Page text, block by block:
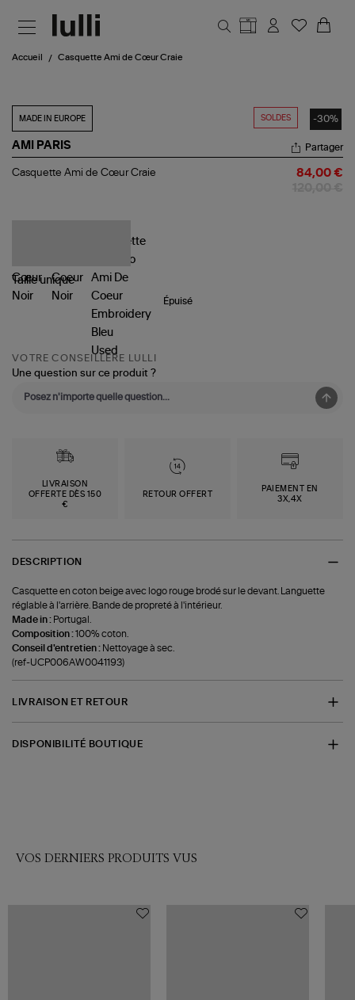
Accueil Casquette Ami de Cœur Craie
SOLDES -30%
MADE IN EUROPE
AMI PARIS
Casquette
Partager
Casquette Ami de Cœur Craie 84,00 €
Tailleunique
Épuisé
VOTRE CONSEILLÈRE LULLI
Une question sur ce produit ?
LIVRAISON
OFFERTE DÈS 150
€
RETOUR OFFERT
PAIEMENT EN
3X,4X
DESCRIPTION
Casquette en coton beige avec logo rouge brodé sur le devant. Languette
réglable à l'arrière. Bande de propreté à l'intérieur.
Made in : Portugal.
Composition :100% coton.
Conseil d'entretien : Nettoyage à sec.
(ref-UCP006AW0041193)
LIVRAISON ET RETOUR
DISPONIBILITÉ BOUTIQUE
VOS DERNIERS PRODUITS VUS